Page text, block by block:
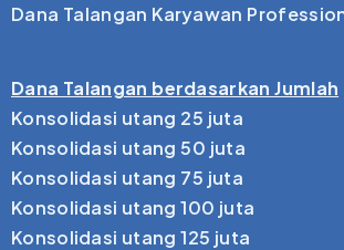
Dana Talangan Karyawan
Dana Talangan berdasarkan Jumlah
Konsolidasi utang 25 juta
Konsolidasi utang 50 juta
Konsolidasi utang 75 juta
Konsolidasi utang 100 juta
Konsolidasi utang 125 juta